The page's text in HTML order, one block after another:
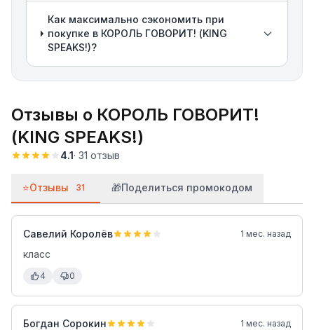
Как максимально сэкономить при
покупке в КОРОЛЬ ГОВОРИТ! (KING
SPEAKS!)?
Отзывы о КОРОЛЬ ГОВОРИТ!
(KING SPEAKS!)
4.1· 31 отзыв
⭐Отзывы 31 🎁Поделиться промокодом
Савелий Королёв 1 мес. назад
класс
4 0
Богдан Сорокин 1 мес. назад